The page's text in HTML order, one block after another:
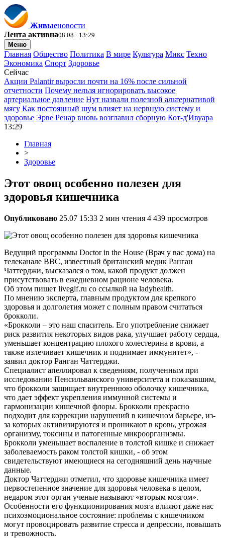
Живыеновости
Лента активна08.08 · 13:29
Меню
Главная Общество Политика В мире Культура Микс Техно
Экономика Спорт Здоровье
Сейчас
Акции Palantir выросли почти на 16% после сильной
отчетности Почему нельзя игнорировать высокое
артериальное давление Нут назвали полезной альтернативой
мясу Как постоянный шум влияет на нервную систему и
здоровье Эрве Ренар вновь возглавил сборную Кот-д'Ивуара
13:29
Главная
>
Здоровье
Этот овощ особенно полезен для
здоровья кишечника
Опубликовано 25.07 15:33 2 мин чтения 4 439 просмотров
Ведущий программы Doctor in the House (Врач у вас дома) на
телеканале BBC, известный британский медик Ранган
Чаттерджи, высказался о том, какой продукт должен
присутствовать в ежедневном рационе человека.
Об этом пишет livegif.ru со ссылкой на ladyhealth.
По мнению эксперта, главным продуктом для крепкого
здоровья и долголетия может с полным правом считаться
брокколи.
«Брокколи – это наш спаситель. Его употребление снижает
риск развития некоторых видов рака, улучшает работу сердца,
уменьшает концентрацию плохого холестерина в крови, а
также излечивает кишечник и поднимает иммунитет», -
заявил доктор Ранган Чаттерджи.
Специалист апеллировал к сведениям, полученным при
исследовании Пенсильванского университета и показавшим,
что брокколи защищает внутреннюю оболочку кишечника,
что дает эффект укрепления иммунной системы и
гармонизации кишечной флоры. Брокколи прекрасно
подходит для коррекции нарушений в кишечном барьере, из-
за которых активизируются и проникают в кровь, угрожая
организму, токсины и патогенные микроорганизмы.
Брокколи уменьшает воспаление в толстой кишке и снижает
заболеваемость раком толстой кишки, - об этом
свидетельствуют имеющиеся на сегодняшний день научные
данные.
Доктор Чаттерджи отметил, что здоровье кишечника имеет
первостепенное значение для здоровья человека в целом,
недаром этот орган ученые называют «вторым мозгом».
Особенности его функционирования мозга влияют даже нас
психоэмоциональное состояние: проблемы с кишечником
могут провоцировать развитие стресса и депрессии, повышать
и тревожность.